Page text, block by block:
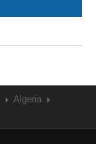
Algeria